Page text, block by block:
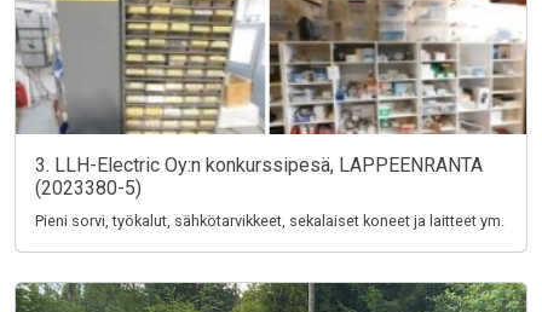
3. LLH-Electric Oy:n konkurssipesä, LAPPEENRANTA
(2023380-5)
Pieni sorvi, työkalut, sähkötarvikkeet, sekalaiset koneet ja laitteet ym.